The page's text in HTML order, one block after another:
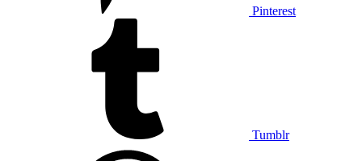
Pinterest
Tumblr